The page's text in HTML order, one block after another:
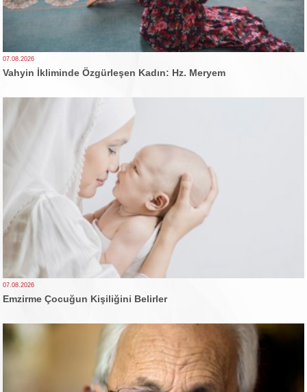
07.08.2026
Vahyin İkliminde Özgürleşen Kadın: Hz. Meryem
07.08.2026
Emzirme Çocuğun Kişiliğini Belirler